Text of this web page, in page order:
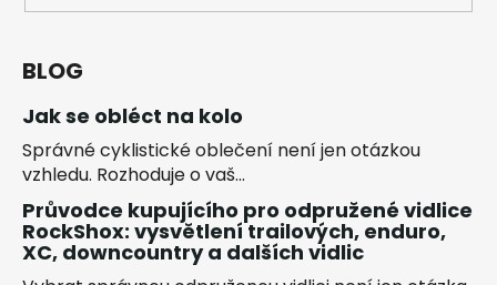
BLOG
Jak se obléct na kolo
Správné cyklistické oblečení není jen otázkou
vzhledu. Rozhoduje o vaš...
Průvodce kupujícího pro odpružené vidlice
RockShox: vysvětlení trailových, enduro,
XC, downcountry a dalších vidlic